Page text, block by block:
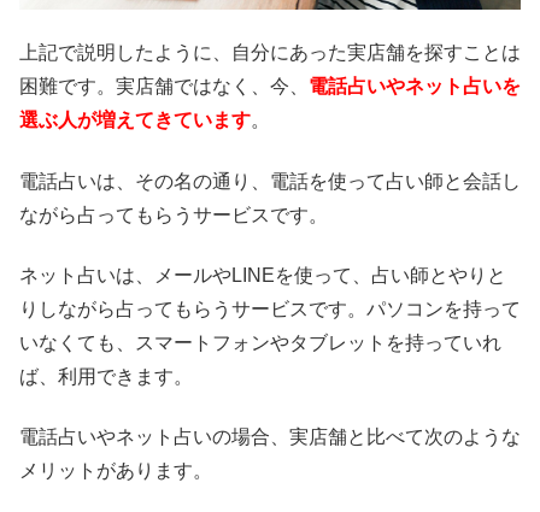
上記で説明したように、自分にあった実店舗を探すことは
困難です。実店舗ではなく、今、 電話占いやネット占いを
選ぶ人が増えてきています。
電話占いは、その名の通り、電話を使って占い師と会話し
ながら占ってもらうサービスです。
ネット占いは、メールやLINEを使って、占い師とやりと
りしながら占ってもらうサービスです。パソコンを持って
いなくても、スマートフォンやタブレットを持っていれ
ば、利用できます。
電話占いやネット占いの場合、実店舗と比べて次のような
メリットがあります。